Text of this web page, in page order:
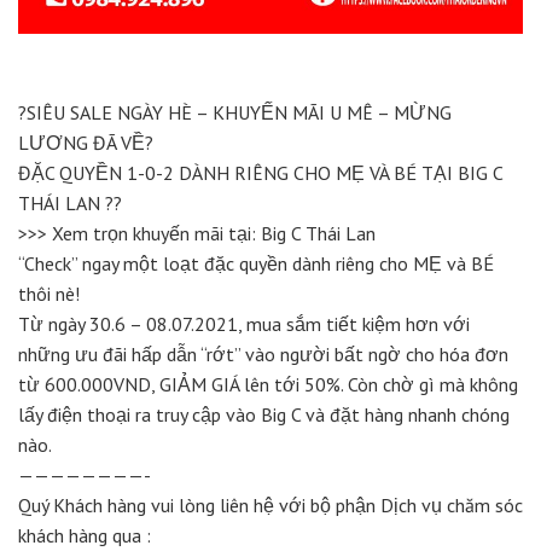
?SIÊU SALE NGÀY HÈ – KHUYẾN MÃI U MÊ – MỪNG
LƯƠNG ĐÃ VỀ?
ĐẶC QUYỀN 1-0-2 DÀNH RIÊNG CHO MẸ VÀ BÉ TẠI BIG C
THÁI LAN ??
>>> Xem trọn khuyến mãi tại: Big C Thái Lan
“Check” ngay một loạt đặc quyền dành riêng cho MẸ và BÉ
thôi nè!
Từ ngày 30.6 – 08.07.2021, mua sắm tiết kiệm hơn với
những ưu đãi hấp dẫn “rớt” vào người bất ngờ cho hóa đơn
từ 600.000VND, GIẢM GIÁ lên tới 50%. Còn chờ gì mà không
lấy điện thoại ra truy cập vào Big C và đặt hàng nhanh chóng
nào.
————————-
Quý Khách hàng vui lòng liên hệ với bộ phận Dịch vụ chăm sóc
khách hàng qua :